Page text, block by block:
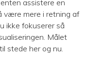
assistere en
være mere i retning af
ikke fokuserer så
Målet
stede her og nu.